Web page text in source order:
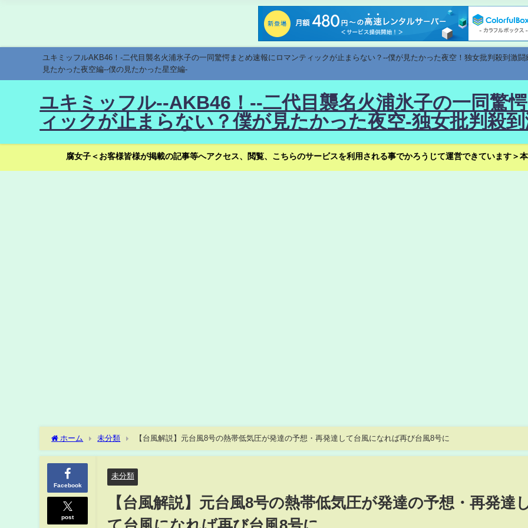
ユキミッフルAKB46！-二代目襲名火浦氷子の一同驚愕まとめ速報にロマンティックが止まらない？--僕が見たかった夜空！独女批判殺到激
見たかった夜空編--僕の見たかった星空編-
ユキミッフル--AKB46！--二代目襲名火浦氷子の一同驚
ィックが止まらない？僕が見たかった夜空-独女批判殺
腐女子＜お客様皆様が掲載の記事等へアクセス、閲覧、こちらのサービスを利用される事でかろうじて運営できています＞
ホーム 未分類 【台風解説】元台風8号の熱帯低気圧が発達の予想・再発達して台風になれば再び台風8号に
Facebook
post
未分類
【台風解説】元台風8号の熱帯低気圧が発達の予想・再発達
て台風になれば再び台風8号に